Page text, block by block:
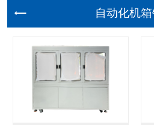
自动化机